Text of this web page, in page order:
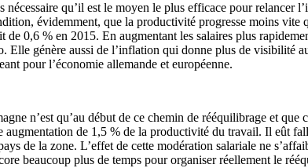
nécessaire qu’il est le moyen le plus efficace pour relancer
évidemment, que la productivité progresse moins vite
de 0,6 % en 2015. En augmentant les salaires plus
Elle génère aussi de l’inflation qui donne plus de visibilité
pour l’économie allemande et européenne.
n’est qu’au début de ce chemin de rééquilibrage et
de 1,5 % de la productivité du travail. Il eût
de la zone. L’effet de cette modération salariale ne
beaucoup plus de temps pour organiser réellement le